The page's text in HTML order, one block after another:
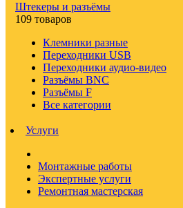
Штекеры и разъёмы
109 товаров
Клемники разные
Переходники USB
Переходники аудио-видео
Разъёмы BNC
Разъёмы F
Все категории
Услуги
Монтажные работы
Экспертные услуги
Ремонтная мастерская